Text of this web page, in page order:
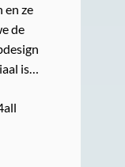
en ze
de
is…